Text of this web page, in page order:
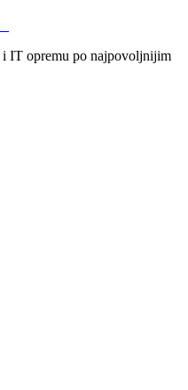
i IT opremu po najpovoljnijim